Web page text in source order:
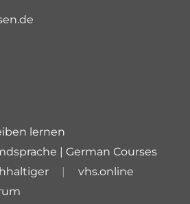
lernen
| German Courses
vhs.online